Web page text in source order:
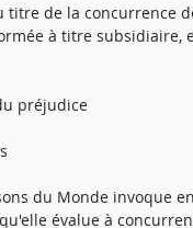
titre de la concurrence
à titre subsidiaire,
préjudice
du Monde invoque
évalue à